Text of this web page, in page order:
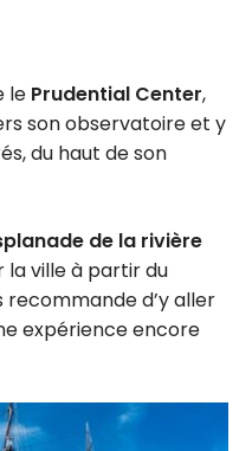
le Prudential Center,
son observatoire et y
du haut de son
de la rivière
la ville à partir du
recommande d’y aller
expérience encore